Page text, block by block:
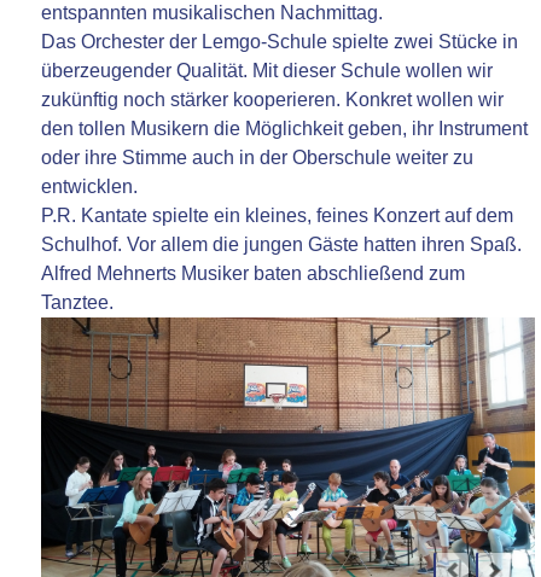
entspannten musikalischen Nachmittag.
Das Orchester der Lemgo-Schule spielte zwei Stücke in
überzeugender Qualität. Mit dieser Schule wollen wir
zukünftig noch stärker kooperieren. Konkret wollen wir
den tollen Musikern die Möglichkeit geben, ihr Instrument
oder ihre Stimme auch in der Oberschule weiter zu
entwicklen.
P.R. Kantate spielte ein kleines, feines Konzert auf dem
Schulhof. Vor allem die jungen Gäste hatten ihren Spaß.
Alfred Mehnerts Musiker baten abschließend zum
Tanztee.